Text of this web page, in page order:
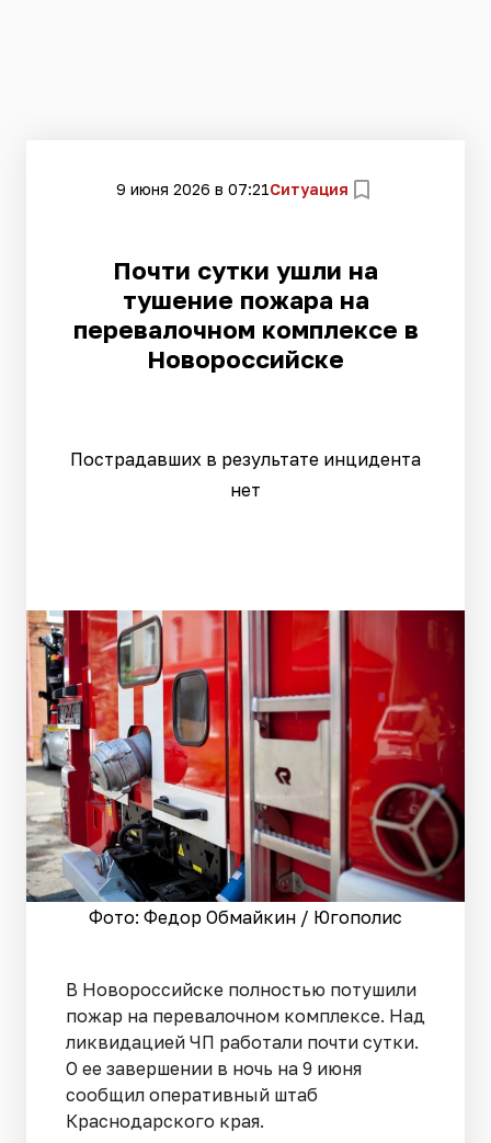
9 июня 2026 в 07:21Ситуация
Почти сутки ушли на
тушение пожара на
перевалочном комплексе в
Новороссийске
Пострадавших в результате инцидента
нет
Фото: Федор Обмайкин / Югополис
В Новороссийске полностью потушили
пожар на перевалочном комплексе. Над
ликвидацией ЧП работали почти сутки.
О ее завершении в ночь на 9 июня
сообщил оперативный штаб
Краснодарского края.